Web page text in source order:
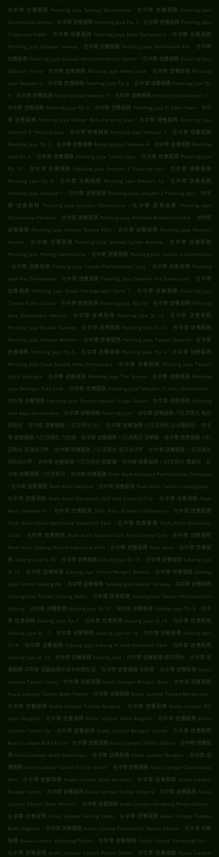
在中華 送餐服務 Petaling Jaya Sunway Damansara . 在中華 送餐服務 Petaling Jaya
Damansara Utama . 在中華 送餐服務 Petaling Jaya Pju 1 . 在中華 送餐服務 Petaling Jaya
Tropicana Indah . 在中華 送餐服務 Petaling Jaya Kota Damansara . 在中華 送餐服務
Petaling Jaya Dataran Sunway . 在中華 送餐服務 Petaling Jaya Damansara Kim . 在中華
送餐服務 Petaling Jaya Sunway Mas Commercial Center . 在中華 送餐服務 Petaling Jaya
Dataran Prima . 在中華 送餐服務 Petaling Jaya Aman Suria . 在中華 送餐服務 Petaling
Jaya Seksyen 6 . 在中華 送餐服務 Petaling Jaya Pjs 6 . 在中華 送餐服務 Petaling Jaya Pjs
9 . 在中華 送餐服務 Petaling Jaya Seksyen 9 . 在中華 送餐服務 Petaling Jaya Seksyen 7 .
在中華 送餐服務 Petaling Jaya Pjs 7 . 在中華 送餐服務 Petaling Jaya Pj New Town . 在中
華 送餐服務 Petaling Jaya Bandar Baru Petaling Jaya . 在中華 送餐服務 Petaling Jaya
Seksyen 3 Petaling Jaya . 在中華 送餐服務 Petaling Jaya Seksyen 3 . 在中華 送餐服務
Petaling Jaya Pjs 3 . 在中華 送餐服務 Petaling Jaya Seksyen 4 . 在中華 送餐服務 Petaling
Jaya Pjs 4 . 在中華 送餐服務 Petaling Jaya Taman Jaya . 在中華 送餐服務 Petaling Jaya
Pjs 10 . 在中華 送餐服務 Petaling Jaya Seksyen 8 Petaling Jaya . 在中華 送餐服務
Petaling Jaya Pjs 8 . 在中華 送餐服務 Petaling Jaya Seksyen 1a . 在中華 送餐服務
Petaling Jaya Seksyen 1
. 在中華 送餐服務 Petaling Jaya Seksyen 2 Petaling Jaya . 在中
華 送餐服務 Petaling Jaya Mutiara Damansara
. 在中華 送餐服務 Petaling Jaya
Damansara Perdana . 在中華 送餐服務 Petaling Jaya Perdana Business Centre . 在中華
送餐服務 Petaling Jaya Sunway Rymba Hills . 在中華 送餐服務 Petaling Jaya Mutiara
Homes
. 在中華 送餐服務 Petaling Jaya Sunway Surian Avenue . 在中華 送餐服務
Petaling Jaya Pelangi Damansara . 在中華 送餐服務 Petaling Jaya Taipan 2 Damansara
. 在中華 送餐服務 Petaling Jaya Taman Perindustrian Jaya . 在中華 送餐服務 Petaling
Jaya Ara Damansara . 在中華 送餐服務 Petaling Jaya Dataran Ara Damansara . 在中華
送餐服務 Petaling Jaya Pusat Perdagangan Dana 1
. 在中華 送餐服務 Petaling Jaya
Taman Putra Damai . 在中華 送餐服務 Petaling Jaya Pju 1a . 在中華 送餐服務 Petaling
Jaya Damansara Idaman
. 在中華 送餐服務 Petaling Jaya Ss 12 . 在中華 送餐服務
Petaling Jaya Bandar Sunway . 在中華 送餐服務 Petaling Jaya Ss 10 . 在中華 送餐服務
Petaling Jaya Sunway Mentari . 在中華 送餐服務 Petaling Jaya Taman Desaria . 在中華
送餐服務 Petaling Jaya Pjs 5 . 在中華 送餐服務 Petaling Jaya Pju 4 . 在中華 送餐服務
Petaling Jaya Cova Square Kota Damansara . 在中華 送餐服務 Petaling Jaya Taman
Sains Selangor . 在中華 送餐服務 Petaling Jaya The Strand . 在中華 送餐服務 Petaling
Jaya Selangor Polo Club . 在中華 送餐服務 Petaling Jaya Seksyen 10 Kota Damansara .
在中華 送餐服務 Petaling Jaya Taman Industri Sungai Buloh . 在中華 送餐服務 Petaling
Jaya Bayu Damansara . 在中華 送餐服務 Petaling Jaya . 在中華 送餐服務 八打灵再也 格拉
那再也 . 在中華 送餐服務 八打灵再也 SS7 . 在中華 送餐服務 八打灵再也 白沙羅再也 . 在中
華 送餐服務 八打灵再也 万达镇 . 在中華 送餐服務 八打灵再也 百樂鎮 . 在中華 送餐服務 八打
灵再也 珍珠白沙罗 . 在中華 送餐服務 八打灵再也 哥打白沙罗 . 在中華 送餐服務 八打灵再也
阿拉白沙罗 . 在中華 送餐服務 八打灵再也 双威镇 . 在中華 送餐服務 八打灵再也 雙威市 . 在
中華 送餐服務 八打灵再也 . 在中華 送餐服務 Shah Alam Kawasan Perindustrian Temasya
. 在中華 送餐服務 Shah Alam Saujana . 在中華 送餐服務 Shah Alam Taman Ladang Jaya .
在中華 送餐服務 Shah Alam Glenmarie Golf And Country Club . 在中華 送餐服務 Shah
Alam Seksyen U1
. 在中華 送餐服務 Shah Alam Accentra Glenmarie . 在中華 送餐服務
Shah Alam Hicom-glenmarie Industrial Park . 在中華 送餐服務 Shah Alam Glenmarie
Court . 在中華 送餐服務 Shah Alam Saujana Golf And Country Club . 在中華 送餐服務
Shah Alam Subang Hi-tech Industrial Park . 在中華 送餐服務 Shah Alam . 在中華 送餐服
務 Subang Jaya Ss 16 . 在中華 送餐服務 Subang Jaya Ss 15 . 在中華 送餐服務 Subang Jaya
Ss 12 . 在中華 送餐服務 Subang Jaya Taman Wangsa Baiduri . 在中華 送餐服務 Subang
Jaya Taman Subang Ria . 在中華 送餐服務 Subang Jaya Bandar Sunway . 在中華 送餐服務
Subang Jaya Taman Subang Indah . 在中華 送餐服務 Subang Jaya Taman Perindustrian
Subang . 在中華 送餐服務 Subang Jaya Ss 13 . 在中華 送餐服務 Subang Jaya Pjs 9 . 在中
華 送餐服務 Subang Jaya Pjs 7 . 在中華 送餐服務 Subang Jaya Ss 19 . 在中華 送餐服務
Subang Jaya Ss 17 . 在中華 送餐服務 Subang Jaya Ss 18 . 在中華 送餐服務 Subang Jaya
Ss18 . 在中華 送餐服務 Subang Jaya Subang Hi-tech Industrial Park . 在中華 送餐服務
Subang Jaya Ss 14 . 在中華 送餐服務 Subang Jaya . 在中華 送餐服務 梳邦再也 . 在中華 送
餐服務 莎阿南 绍嘉纳高尔夫乡村俱乐部 . 在中華 送餐服務 莎阿南 . 在中華 送餐服務 Kuala
Lumpur Taman Lucky . 在中華 送餐服務 Kuala Lumpur Bangsar Baru . 在中華 送餐服務
Kuala Lumpur Taman Bukit Pantai . 在中華 送餐服務 Kuala Lumpur Taman Bandaraya .
在中華 送餐服務 Kuala Lumpur Taman Bangsar . 在中華 送餐服務 Kuala Lumpur Off
Jalan Bangsar . 在中華 送餐服務 Kuala Lumpur Bukit Bangsar . 在中華 送餐服務 Kuala
Lumpur Taman Sa . 在中華 送餐服務 Kuala Lumpur Bangsar Utama . 在中華 送餐服務
Kuala Lumpur Bukit Kiara . 在中華 送餐服務 Kuala Lumpur Pantai Dalam . 在中華 送餐服
務 Kuala Lumpur Bukit Bandaraya . 在中華 送餐服務 Kuala Lumpur Bangsar . 在中華 送
餐服務 Kuala Lumpur Taman Tun Dr Ismail . 在中華 送餐服務 Kuala Lumpur Damansara
Kim . 在中華 送餐服務 Kuala Lumpur Bukit Kerinchi . 在中華 送餐服務 Kuala Lumpur
Bangsar South . 在中華 送餐服務 Kuala Lumpur Pantai Hillpark . 在中華 送餐服務 Kuala
Lumpur Taman Desa Kerinchi . 在中華 送餐服務 Kuala Lumpur Kampung Pantai Dalam .
在中華 送餐服務 Kuala Lumpur Gasing Indah . 在中華 送餐服務 Kuala Lumpur Taman
Bukit Angkasa . 在中華 送餐服務 Kuala Lumpur Perumahan Pantai Permai . 在中華 送餐
服務 Kuala Lumpur Kampung Pantai . 在中華 送餐服務 Kuala Lumpur Kampung Pasir .
在中華 送餐服務 Kuala Lumpur Taman Pantai Indah . 在中華 送餐服務 Kuala Lumpur